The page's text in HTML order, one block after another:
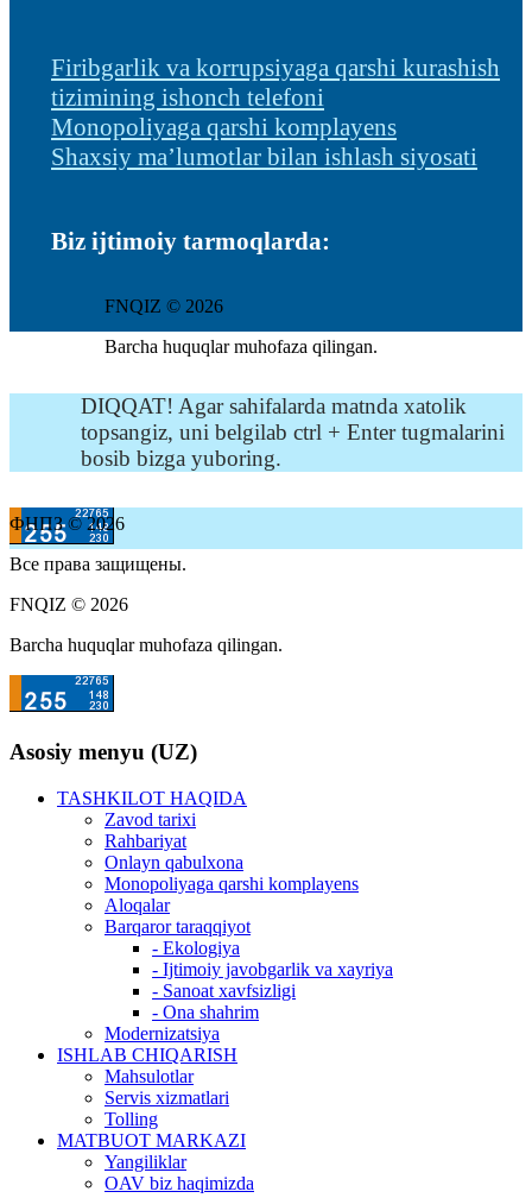
Firibgarlik va korrupsiyaga qarshi kurashish
tizimining ishonch telefoni
Monopoliyaga qarshi komplayens
Shaxsiy ma’lumotlar bilan ishlash siyosati
Biz ijtimoiy tarmoqlarda:
FNQIZ © 2026
Barcha huquqlar muhofaza qilingan.
DIQQAT! Agar sahifalarda matnda xatolik
topsangiz, uni belgilab ctrl + Enter tugmalarini
bosib bizga yuboring.
ФНПЗ © 2026
Все права защищены.
FNQIZ © 2026
Barcha huquqlar muhofaza qilingan.
Asosiy menyu (UZ)
TASHKILOT HAQIDA
Zavod tarixi
Rahbariyat
Onlayn qabulxona
Monopoliyaga qarshi komplayens
Aloqalar
Barqaror taraqqiyot
- Ekologiya
- Ijtimoiy javobgarlik va xayriya
- Sanoat xavfsizligi
- Ona shahrim
Modernizatsiya
ISHLAB CHIQARISH
Mahsulotlar
Servis xizmatlari
Tolling
MATBUOT MARKAZI
Yangiliklar
OAV biz haqimizda